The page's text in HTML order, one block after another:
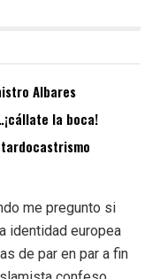
Albares
la boca!
tardocastrismo
me pregunto si
identidad europea
de par en par a fin